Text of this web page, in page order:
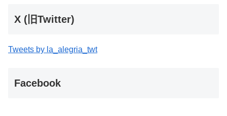
X (旧Twitter)
Tweets by la_alegria_twt
Facebook